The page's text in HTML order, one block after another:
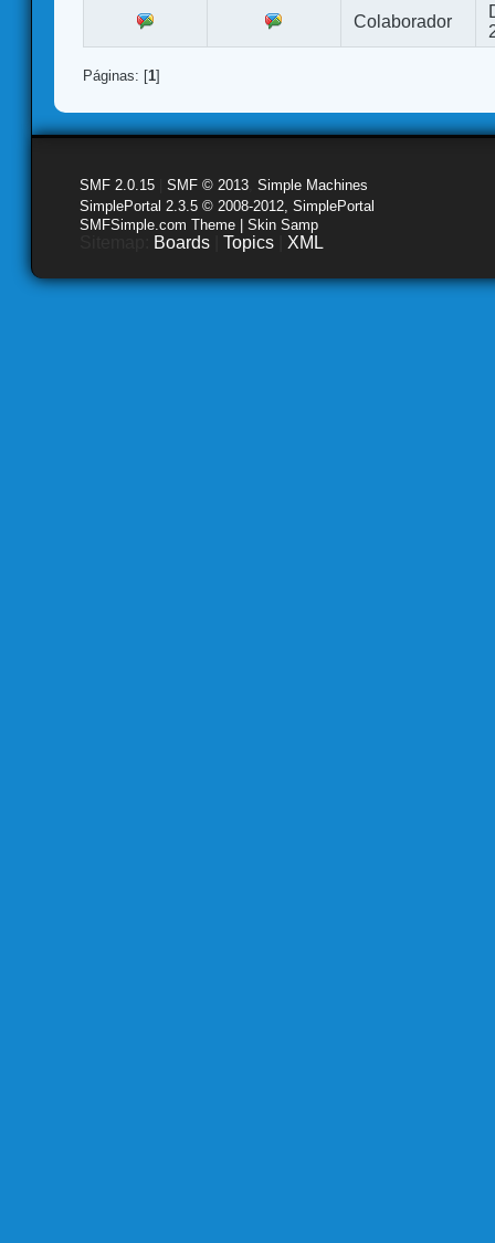
Colaborador
Páginas: [1]
SMF 2.0.15 SMF © 2013 Simple Machines
SimplePortal 2.3.5 © 2008-2012, SimplePortal
SMFSimple.com Theme | Skin Samp
Boards Topics XML